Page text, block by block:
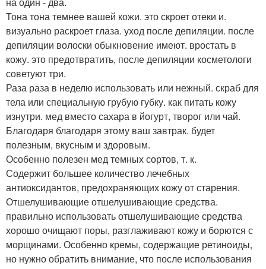
Тона тона темнее вашей кожи. это скроет отеки и.
визуально раскроет глаза. уход после депиляции. после
депиляции волоски обыкновение имеют. вростать в
кожу. это предотвратить, после депиляции косметологи
советуют три.
Раза раза в неделю использовать или нежный. скраб для
тела или специальную грубую губку. как питать кожу
изнутри. мед вместо сахара в йогурт, творог или чай.
Благодаря благодаря этому ваш завтрак. будет
полезным, вкусным и здоровым.
Особенно полезен мед темных сортов, т. к.
Содержит большее количество лечебных
антиоксидантов, предохраняющих кожу от старения.
Отшелушивающие отшелушивающие средства.
правильно использовать отшелушивающие средства
хорошо очищают поры, разглаживают кожу и борются с
морщинами. Особенно кремы, содержащие ретиноиды,
но нужно обратить внимание, что после использования